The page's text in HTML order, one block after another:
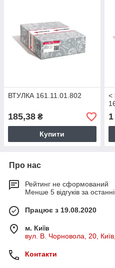
ВТУЛКА 161.11.01.802
185,38 ₴
Купити
<
Про нас
Рейтинг не сформований
Менше 5 відгуків за
Працює з 19.08.2020
м. Київ
вул. В. Чорновола, 20,
Контакти